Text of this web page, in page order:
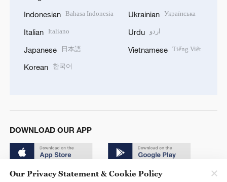
Indonesian Bahasa Indonesia
Italian Italiano
Japanese 日本語
Korean 한국어
Ukrainian Українська
Urdu اردو
Vietnamese Tiếng Việt
DOWNLOAD OUR APP
Our Privacy Statement & Cookie Policy